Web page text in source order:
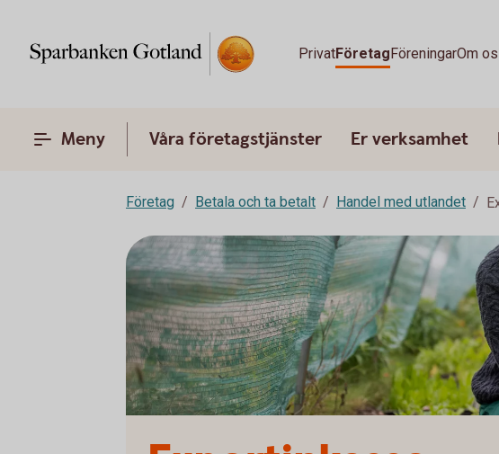
PrivatFöretagFöreningarOm
Meny Våra företagstjänster Er verksamhet
Företag Betala och ta betalt Handel med utlandet